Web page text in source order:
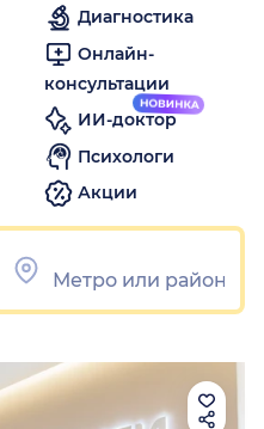
Диагностика
Онлайн-
консультации
ИИ-доктор
Психологи
Акции